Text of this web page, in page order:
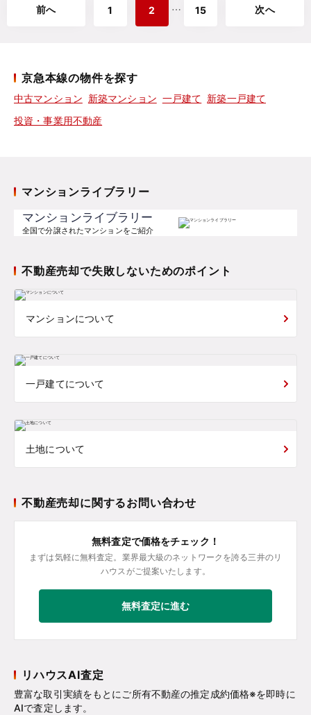
前へ 1 2 ⋯ 15 次へ
京急本線の物件を探す
中古マンション 新築マンション 一戸建て 新築一戸建て
投資・事業用不動産
マンションライブラリー
マンションライブラリー
全国で分譲されたマンションをご紹介
不動産売却で失敗しないためのポイント
マンションについて
一戸建てについて
土地について
不動産売却に関するお問い合わせ
無料査定で価格をチェック！
まずは気軽に無料査定。業界最大級のネットワークを誇る三井のリ
ハウスがご提案いたします。
無料査定に進む
リハウスAI査定
豊富な取引実績をもとにご所有不動産の推定成約価格※を即時に
AIで査定します。